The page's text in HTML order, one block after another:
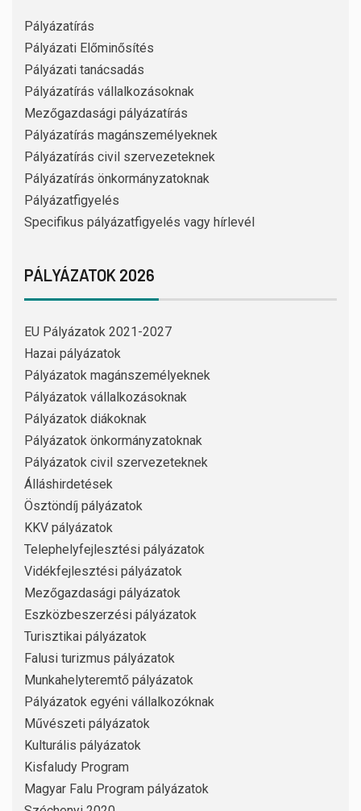
Pályázatírás
Pályázati Előminősítés
Pályázati tanácsadás
Pályázatírás vállalkozásoknak
Mezőgazdasági pályázatírás
Pályázatírás magánszemélyeknek
Pályázatírás civil szervezeteknek
Pályázatírás önkormányzatoknak
Pályázatfigyelés
Specifikus pályázatfigyelés vagy hírlevél
PÁLYÁZATOK 2026
EU Pályázatok 2021-2027
Hazai pályázatok
Pályázatok magánszemélyeknek
Pályázatok vállalkozásoknak
Pályázatok diákoknak
Pályázatok önkormányzatoknak
Pályázatok civil szervezeteknek
Álláshirdetések
Ösztöndíj pályázatok
KKV pályázatok
Telephelyfejlesztési pályázatok
Vidékfejlesztési pályázatok
Mezőgazdasági pályázatok
Eszközbeszerzési pályázatok
Turisztikai pályázatok
Falusi turizmus pályázatok
Munkahelyteremtő pályázatok
Pályázatok egyéni vállalkozóknak
Művészeti pályázatok
Kulturális pályázatok
Kisfaludy Program
Magyar Falu Program pályázatok